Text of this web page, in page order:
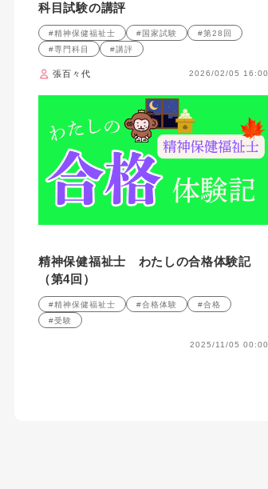
科目試験の講評
#精神保健福祉士 #国家試験
#第28回
#専門科目
#講評
張百々代 2026/02/05 16:00
精神保健福祉士 わたしの合格体験記
（第4回）
#精神保健福祉士 #合格体験
#合格
#受験
2025/11/05 00:00